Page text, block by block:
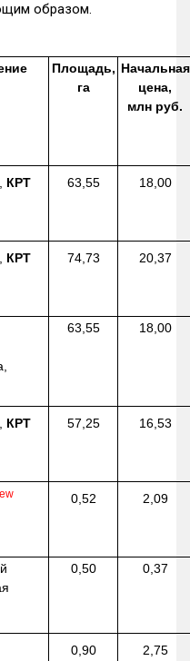
образом.
Площадь,
га
Начальная
цена,
млн руб.
КРТ 63,55 18,00
КРТ 74,73 20,37
63,55 18,00
КРТ 57,25 16,53
0,52 2,09
0,50 0,37
0,90 2,75